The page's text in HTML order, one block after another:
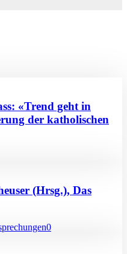
«Trend geht in
der katholischen
(Hrsg.), Das
0